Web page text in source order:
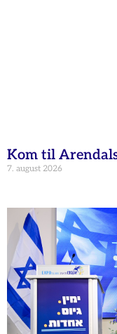
Kom til
7. august 2026